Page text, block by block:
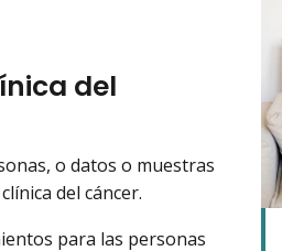
del
o datos o muestras
del cáncer.
para las personas